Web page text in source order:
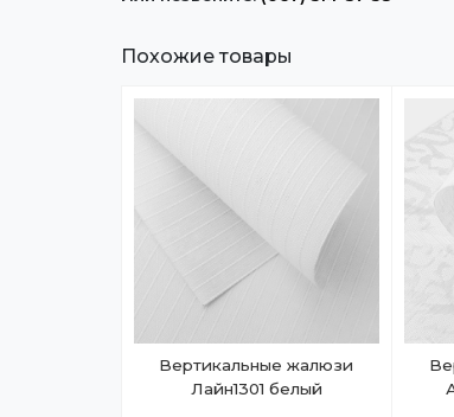
Похожие товары
Вертикальные жалюзи
Лайн1301 белый